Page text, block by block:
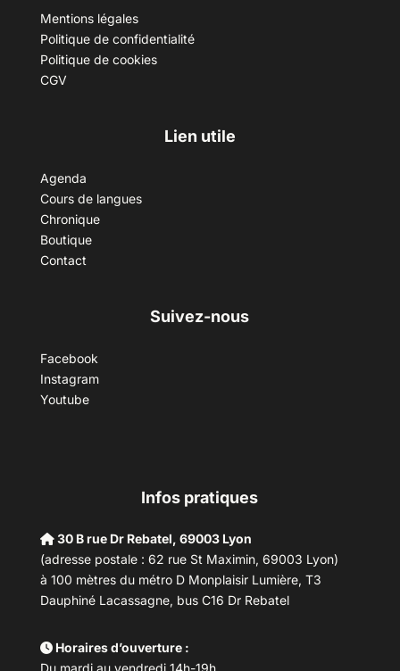
Mentions légales
Politique de confidentialité
Politique de cookies
CGV
Lien utile
Agenda
Cours de langues
Chronique
Boutique
Contact
Suivez-nous
Facebook
Instagram
Youtube
Infos pratiques
30 B rue Dr Rebatel, 69003 Lyon
(adresse postale : 62 rue St Maximin, 69003 Lyon)
à 100 mètres du métro D Monplaisir Lumière, T3
Dauphiné Lacassagne, bus C16 Dr Rebatel
Horaires d’ouverture :